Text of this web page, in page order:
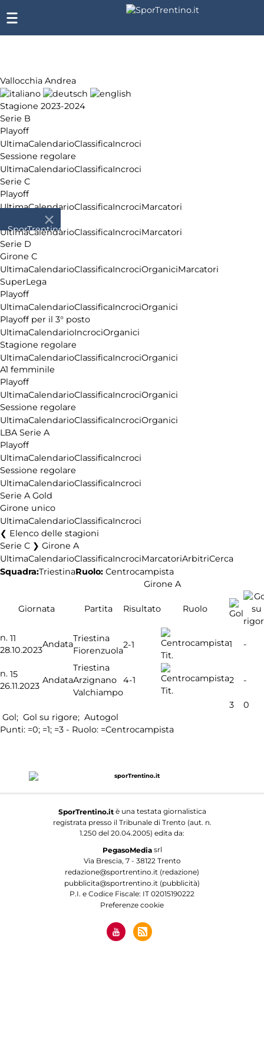
Vallocchia Andrea
Stagione 2023-2024
Serie B
Playoff
UltimaCalendarioClassificaIncroci
Sessione regolare
UltimaCalendarioClassificaIncroci
Serie C
Playoff
UltimaCalendarioClassificaIncrociMarcatori
UltimaCalendarioClassificaIncrociMarcatori
Serie D
Girone C
UltimaCalendarioClassificaIncrociOrganiciMarcatori
SuperLega
Playoff
UltimaCalendarioClassificaIncrociOrganici
Playoff per il 3° posto
UltimaCalendarioIncrociOrganici
Stagione regolare
UltimaCalendarioClassificaIncrociOrganici
A1 femminile
Playoff
UltimaCalendarioClassificaIncrociOrganici
Sessione regolare
UltimaCalendarioClassificaIncrociOrganici
LBA Serie A
Playoff
UltimaCalendarioClassificaIncroci
Sessione regolare
UltimaCalendarioClassificaIncroci
Serie A Gold
Girone unico
UltimaCalendarioClassificaIncroci
Elenco delle stagioni
Serie C ❯ Girone A
UltimaCalendarioClassificaIncrociMarcatoriArbitriCerca
Squadra:TriestinaRuolo: Centrocampista
Girone A
Giornata Partita Risultato Ruolo
n. 11
28.10.2023
Andata
Triestina
Fiorenzuola
2-1
Tit.
1 -
n. 15
26.11.2023
Andata
Triestina
Arzignano
Valchiampo
4-1
Tit.
2 -
3
0
Gol; Gol su rigore; Autogol
Punti: =0; =1; =3 - Ruolo: =Centrocampista
SporTrentino.itè una testata giornalistica
registrata presso il Tribunale di Trento (aut. n.
1.250 del 20.04.2005) edita da:
PegasoMediasrl
Via Brescia, 7 - 38122 Trento
redazione@sportrentino.it (redazione)
pubblicita@sportrentino.it (pubblicità)
P.I. e Codice Fiscale: IT 02015190222
Preferenze cookie
SporTrentino.it
Chi siamo
Affiliazione
Pubblicità